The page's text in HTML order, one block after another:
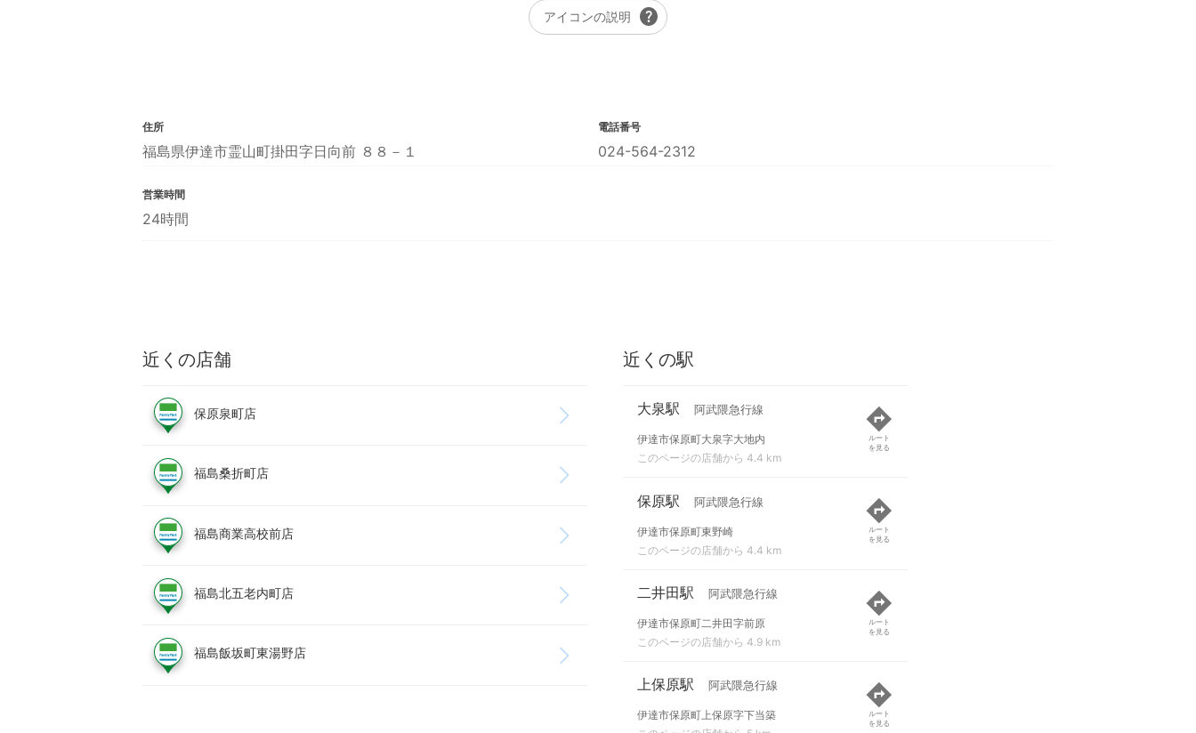
アイコンの説明 help
住所
福島県伊達市霊山町掛田字日向前 ８８－１
電話番号
024-564-2312
営業時間
24時間
近くの店舗
保原泉町店
福島桑折町店
福島商業高校前店
福島北五老内町店
福島飯坂町東湯野店
近くの駅
大泉駅 阿武隈急行線
伊達市保原町大泉字大地内
このページの店舗から 4.4 km
ルート
を見る
保原駅 阿武隈急行線
伊達市保原町東野崎
このページの店舗から 4.4 km
ルート
を見る
二井田駅 阿武隈急行線
伊達市保原町二井田字前原
このページの店舗から 4.9 km
ルート
を見る
上保原駅 阿武隈急行線
伊達市保原町上保原字下当築
ルート
を見る